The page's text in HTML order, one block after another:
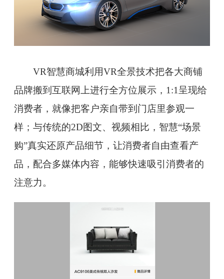
VR智慧商城利用VR全景技术把各大商铺
品牌搬到互联网上进行全方位展示，1:1呈现给
消费者，就像把客户亲自带到门店里参观一
样；与传统的2D图文、视频相比，智慧“场景
购”真实还原产品细节，让消费者自由查看产
品，配合多媒体内容，能够快速吸引消费者的
注意力。